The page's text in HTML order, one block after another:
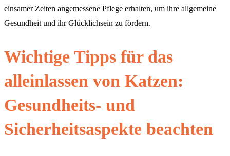
einsamer Zeiten angemessene Pflege erhalten, um ihre allgemeine
Gesundheit und ihr Glücklichsein zu fördern.
Wichtige Tipps für das
alleinlassen von Katzen:
Gesundheits- und
Sicherheitsaspekte beachten